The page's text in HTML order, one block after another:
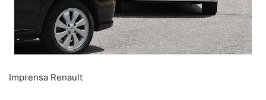
Imprensa Renault